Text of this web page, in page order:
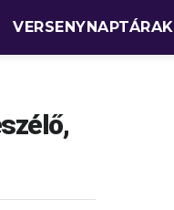
VERSENYNAPTÁRAK